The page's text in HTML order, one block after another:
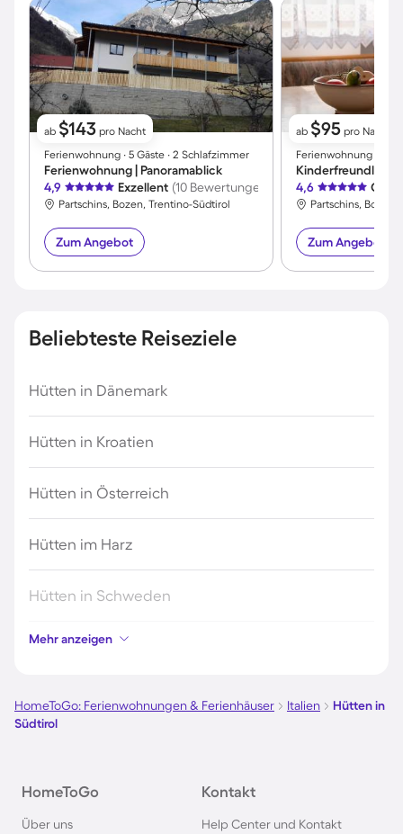
ab $143 pro Nacht
Ferienwohnung ∙ 5 Gäste ∙ 2 Schlafzimmer
Ferienwohnung | Panoramablick
4,9
Exzellent (10 Bewertungen)
Partschins, Bozen, Trentino-Südtirol
Zum Angebot
ab $95 pro Nacht
Ferienwohnung ∙ 2
4,6
Partschins,
Zum Angebot
Beliebteste Reiseziele
Hütten in Dänemark
Hütten in Kroatien
Hütten in Österreich
Hütten im Harz
Hütten in Schweden
Hütten in Italien
Hütten in Holland
Hütten in Süddeutschland
Mehr anzeigen
HomeToGo: Ferienwohnungen & Ferienhäuser Italien
Hütten in
Südtirol
HomeToGo
Über uns
Kontakt
Help Center und Kontakt